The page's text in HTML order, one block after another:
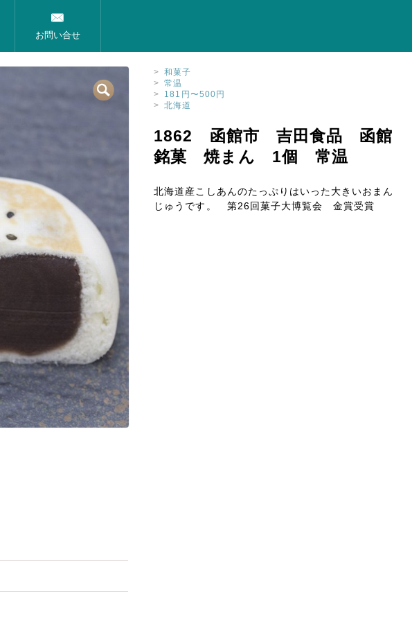
お問い合せ
>
和菓子
>
常温
>
181円〜500円
>
北海道
1862 函館市 吉田食品 函館
銘菓 焼まん 1個 常温
北海道産こしあんのたっぷりはいった大きいおまん
じゅうです。 第26回菓子大博覧会 金賞受賞